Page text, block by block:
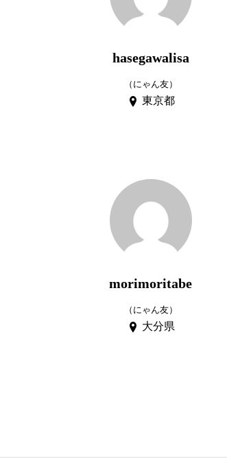
hasegawalisa
（にゃん友）
東京都
morimoritabe
（にゃん友）
大分県